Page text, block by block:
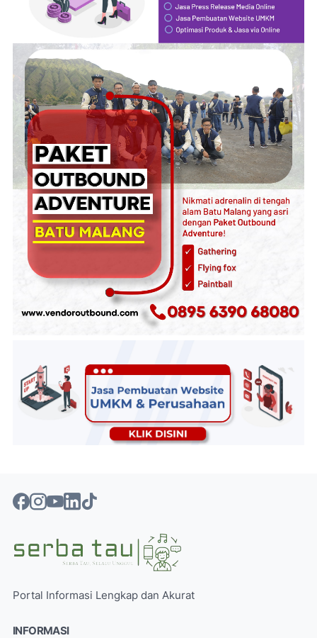
Portal Informasi Lengkap dan Akurat
INFORMASI